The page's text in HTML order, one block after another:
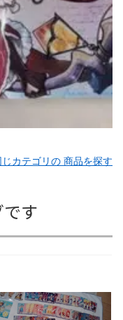
じカテゴリの 商品を探す
す